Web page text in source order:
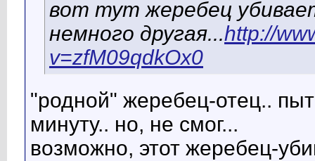
вот тут жеребец
немного другая...http://
v=zfM09qdkOx0
"родной" жеребец-отец..
минуту.. но, не смог...
возможно, этот жеребец-